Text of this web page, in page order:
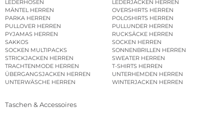
LEDERHOSEN
LEDERJACKEN HERREN
MÄNTEL HERREN
OVERSHIRTS HERREN
PARKA HERREN
POLOSHIRTS HERREN
PULLOVER HERREN
PULLUNDER HERREN
PYJAMAS HERREN
RUCKSÄCKE HERREN
SAKKOS
SOCKEN HERREN
SOCKEN MULTIPACKS
SONNENBRILLEN HERREN
STRICKJACKEN HERREN
SWEATER HERREN
TRACHTENMODE HERREN
T-SHIRTS HERREN
ÜBERGANGSJACKEN HERREN
UNTERHEMDEN HERREN
UNTERWÄSCHE HERREN
WINTERJACKEN HERREN
Taschen & Accessoires